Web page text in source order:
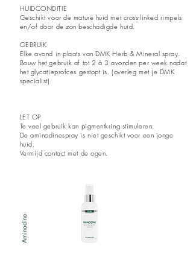
HUIDCONDITIE
Geschikt voor de mature huid met cross-linked rimpels
en/of door de zon beschadigde huid.
GEBRUIK
Elke avond in plaats van DMK Herb & Mineral spray.
Bouw het gebruik af tot 2 à 3 avonden per week nadat
het glycatieprofces gestopt is. (overleg met je DMK
specialist)
LET OP
Te veel gebruik kan pigmentkring stimuleren.
De aminodinespray is niet geschikt voor een jonge
huid.
Vermijd contact met de ogen.
Aminodine